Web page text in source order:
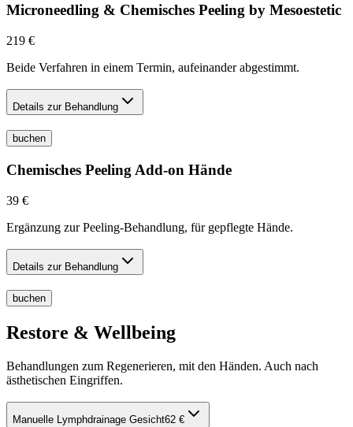
Microneedling & Chemisches Peeling by Mesoestetic
219 €
Beide Verfahren in einem Termin, aufeinander abgestimmt.
Details zur Behandlung
buchen
Chemisches Peeling Add-on Hände
39 €
Ergänzung zur Peeling-Behandlung, für gepflegte Hände.
Details zur Behandlung
buchen
Restore & Wellbeing
Behandlungen zum Regenerieren, mit den Händen. Auch nach
ästhetischen Eingriffen.
Manuelle Lymphdrainage Gesicht62 €